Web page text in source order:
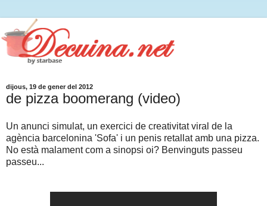
dijous, 19 de gener del 2012
de pizza boomerang (video)
Un anunci simulat, un exercici de creativitat viral de la
agència barcelonina 'Sofa' i un penis retallat amb una pizza.
No està malament com a sinopsi oi? Benvinguts passeu
passeu...